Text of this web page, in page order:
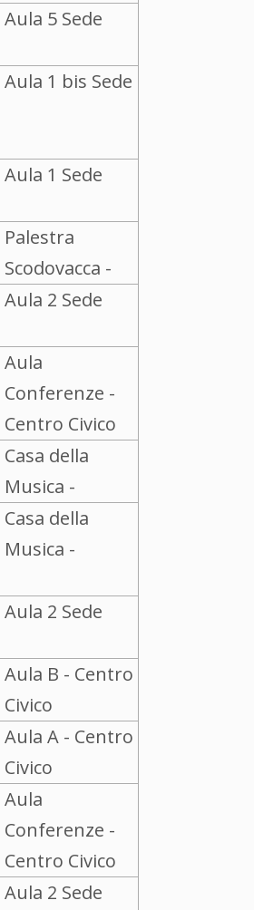
Aula 5 Sede
Aula 1 bis Sede
Aula 1 Sede
Palestra
Scodovacca -
Aula 2 Sede
Aula
Conferenze -
Centro Civico
Casa della
Musica -
Casa della
Musica -
Aula 2 Sede
Aula B - Centro
Civico
Aula A - Centro
Civico
Aula
Conferenze -
Centro Civico
Aula 2 Sede